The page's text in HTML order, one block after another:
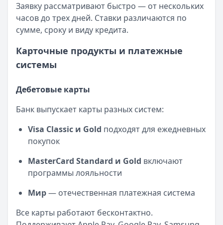
Заявку рассматривают быстро — от нескольких
часов до трех дней. Ставки различаются по
сумме, сроку и виду кредита.
Карточные продукты и платежные
системы
Дебетовые карты
Банк выпускает карты разных систем:
Visa Classic и Gold подходят для ежедневных
покупок
MasterCard Standard и Gold включают
программы лояльности
Мир— отечественная платежная система
Все карты работают бесконтактно.